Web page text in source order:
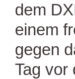
dem
einem
gegen
Tag vor